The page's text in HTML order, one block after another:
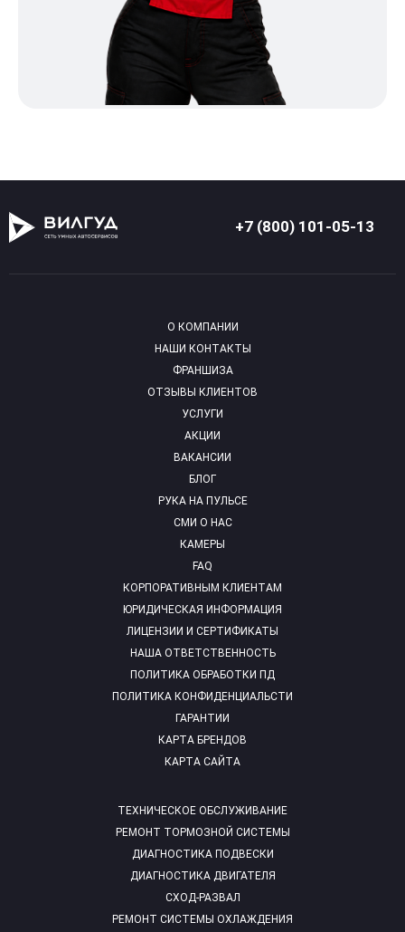
+7 (800) 101-05-13
О КОМПАНИИ
НАШИ КОНТАКТЫ
ФРАНШИЗА
ОТЗЫВЫ КЛИЕНТОВ
УСЛУГИ
АКЦИИ
ВАКАНСИИ
БЛОГ
РУКА НА ПУЛЬСЕ
СМИ О НАС
КАМЕРЫ
FAQ
ТЕХНИЧЕСКОЕ ОБСЛУЖИВАНИЕ
РЕМОНТ ТОРМОЗНОЙ СИСТЕМЫ
ДИАГНОСТИКА ПОДВЕСКИ
ДИАГНОСТИКА ДВИГАТЕЛЯ
СХОД-РАЗВАЛ
РЕМОНТ СИСТЕМЫ ОХЛАЖДЕНИЯ
КОРПОРАТИВНЫМ КЛИЕНТАМ
ЮРИДИЧЕСКАЯ ИНФОРМАЦИЯ
ЛИЦЕНЗИИ И СЕРТИФИКАТЫ
НАША ОТВЕТСТВЕННОСТЬ
ПОЛИТИКА ОБРАБОТКИ ПД
ПОЛИТИКА КОНФИДЕНЦИАЛЬСТИ
ГАРАНТИИ
КАРТА БРЕНДОВ
КАРТА САЙТА